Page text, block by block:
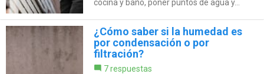
cocina y baño, poner puntos de agua y...
¿Cómo saber si la humedad es
por condensación o por
filtración?
7 respuestas